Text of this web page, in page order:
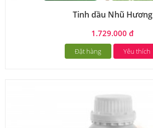
Tinh dầu Nhũ Hương
1.729.000 đ
Đặt hàng Yêu thích